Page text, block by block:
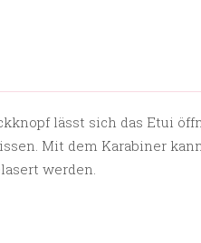
lässt sich das Etui
Mit dem Karabiner
werden.